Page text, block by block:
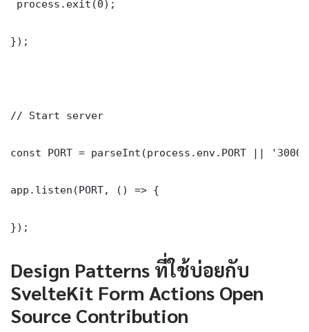
process.exit(0);
});
// Start server
const PORT = parseInt(process.env.PORT ||
app.listen(PORT, () => {
});
Design Patterns ที่ใช้บ่อยกับ
SvelteKit Form Actions Open
Source Contribution